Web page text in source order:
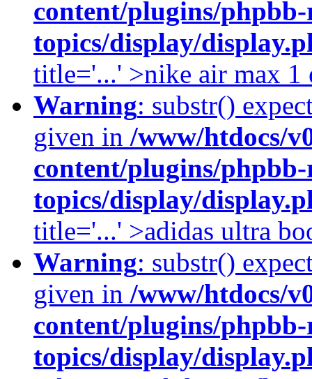
content/plugins/phpbb-
topics/display/
title='...' >nike air max 1
Warning: substr()
given in /www/htdocs/
content/plugins/phpbb-
topics/display/
title='...' >adidas ultra
Warning: substr()
given in /www/htdocs/
content/plugins/phpbb-
topics/display/